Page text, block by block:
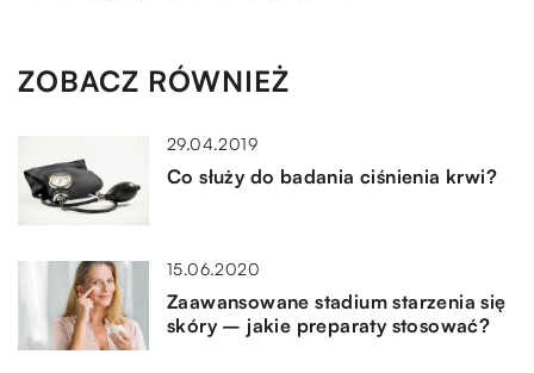
ZOBACZ RÓWNIEŻ
29.04.2019
Co służy do badania ciśnienia krwi?
15.06.2020
Zaawansowane stadium starzenia się
skóry – jakie preparaty stosować?